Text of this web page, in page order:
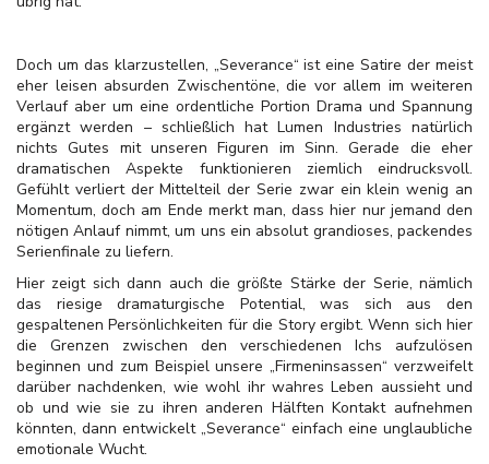
Doch um das klarzustellen, „Severance“ ist eine Satire der meist
eher leisen absurden Zwischentöne, die vor allem im weiteren
Verlauf aber um eine ordentliche Portion Drama und Spannung
ergänzt werden – schließlich hat Lumen Industries natürlich
nichts Gutes mit unseren Figuren im Sinn. Gerade die eher
dramatischen Aspekte funktionieren ziemlich eindrucksvoll.
Gefühlt verliert der Mittelteil der Serie zwar ein klein wenig an
Momentum, doch am Ende merkt man, dass hier nur jemand den
nötigen Anlauf nimmt, um uns ein absolut grandioses, packendes
Serienfinale zu liefern.
Hier zeigt sich dann auch die größte Stärke der Serie, nämlich
das riesige dramaturgische Potential, was sich aus den
gespaltenen Persönlichkeiten für die Story ergibt. Wenn sich hier
die Grenzen zwischen den verschiedenen Ichs aufzulösen
beginnen und zum Beispiel unsere „Firmeninsassen“ verzweifelt
darüber nachdenken, wie wohl ihr wahres Leben aussieht und
ob und wie sie zu ihren anderen Hälften Kontakt aufnehmen
könnten, dann entwickelt „Severance“ einfach eine unglaubliche
emotionale Wucht.